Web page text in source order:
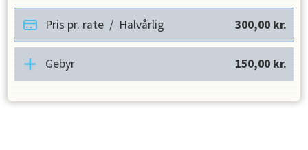
Pris pr. rate / Halvårlig 300,00 kr.
Gebyr 150,00 kr.